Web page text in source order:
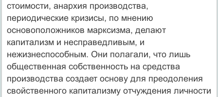
стоимости, анархия производства,
периодические кризисы, по мнению
основоположников марксизма, делают
капитализм и несправедливым, и
нежизнеспособным. Они полагали, что лишь
общественная собственность на средства
производства создает основу для преодоления
свойственного капитализму отчуждения личности